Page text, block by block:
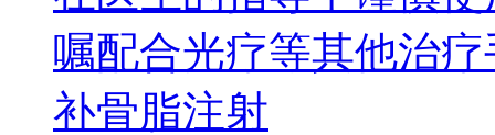
嘱配合光疗等其他治
补骨脂注射